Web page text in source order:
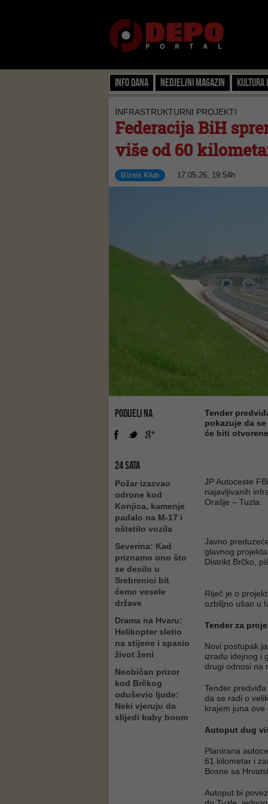
Info dana Nedjeljni magazin Kultura
INFRASTRUKTURNI PROJEKTI
Federacija BiH
više od 60
Biznis Klub 17.05.26, 19:54h
PODIJELI NA
24 SATA
Požar izazvao
odrone kod
Konjica, kamenje
padalo na M-17 i
oštetilo vozila
Severina: Kad
priznamo ono što
se desilo u
Srebrenici bit
ćemo vesele
države
Drama na Hvaru:
Helikopter sletio
na stijene i spasio
život ženi
Neobičan prizor
kod Brčkog
oduševio ljude:
Neki vjeruju da
slijedi baby boom
Tender
pokazuje da
će biti
JP Autoceste
najavljivanih
Orašje – Tuzla.
Javno
glavnog
Distrikt Brčko,
Riječ je o
ozbiljno ušao u
Tender za
Novi postupak
izradu idejnog i
drugi odnosi na
Tender
da se radi o
krajem juna ove
Autoput dug
Planirana
61 kilometar i
Bosne sa
Autoput bi